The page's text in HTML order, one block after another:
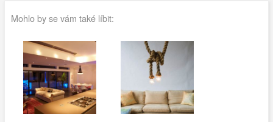
Mohlo by se vám také líbit: